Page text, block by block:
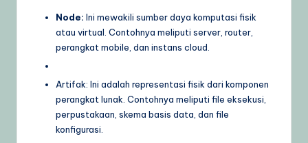
Node: Ini mewakili sumber daya komputasi fisik
atau virtual. Contohnya meliputi server, router,
perangkat mobile, dan instans cloud.
Artifak: Ini adalah representasi fisik dari komponen
perangkat lunak. Contohnya meliputi file eksekusi,
perpustakaan, skema basis data, dan file
konfigurasi.